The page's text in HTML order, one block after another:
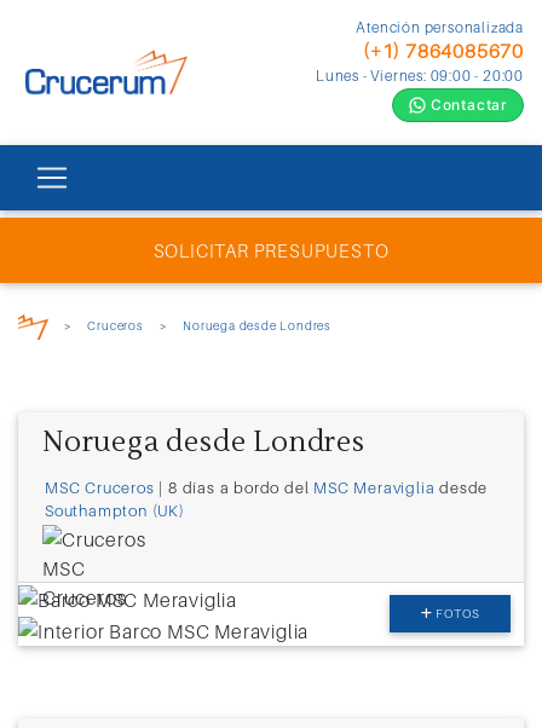
Atención personalizada
(+1) 7864085670
Lunes - Viernes: 09:00 - 20:00
Contactar
SOLICITAR PRESUPUESTO
> Cruceros > Noruega desde Londres
Noruega desde Londres
MSC Cruceros | 8 días a bordo del MSC Meraviglia desde
Southampton (UK)
FOTOS